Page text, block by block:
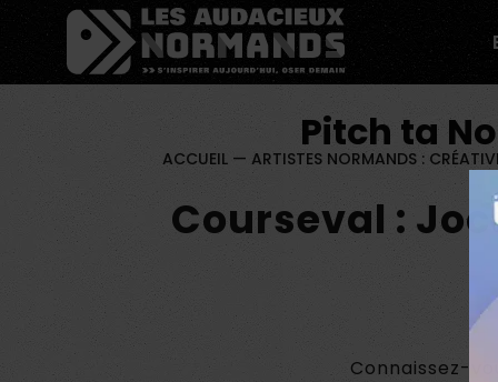
ACCUEIL — ARTISTES NORMANDS :
Courseval :
Connaissez-
Pitch ta
Êtes-vous d'accord pour activer les cookies pour une